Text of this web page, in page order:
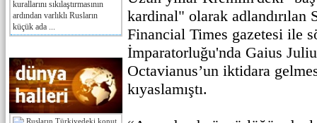
kurallarını sıkılaştırmasının
ardından varlıklı Rusların
küçük ada ...
kardinal" olarak adlandırılan
Financial Times gazetesi ile
İmparatorluğu'nda Gaius
Octavianus’un iktidara
kıyaslamıştı.